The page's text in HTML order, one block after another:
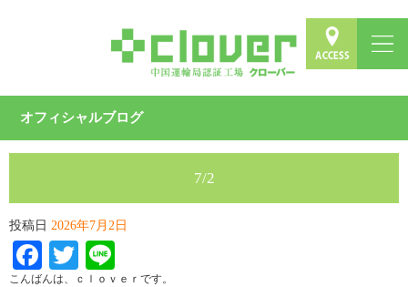
オフィシャルブログ
7/2
投稿日 2026年7月2日
Facebook
Twitter
こんばんは、ｃｌｏｖｅｒです。